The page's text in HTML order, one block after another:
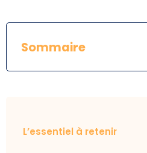
Sommaire
L’essentiel à retenir